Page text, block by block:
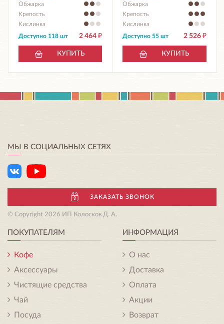
Обжарка
Крепость
Кислинка
2 464 ₽
Доступно 118 шт
КУПИТЬ
Обжарка
Крепость
Кислинка
2 526 ₽
Доступно 55 шт
КУПИТЬ
МЫ В СОЦИАЛЬНЫХ СЕТЯХ
ЗАКАЗАТЬ ЗВОНОК
© Copyright 2026 ИП Колосков Д. А.
ПОКУПАТЕЛЯМ
Кофе
Аксессуары
Чистящие средства
Чай
Посуда
ИНФОРМАЦИЯ
О нас
Доставка
Оплата
Акции
Возврат